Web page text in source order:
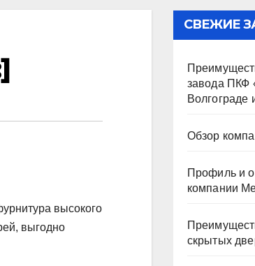
высокого
выгодно
СВЕЖИЕ
завода ПКФ
Волгограде
Обзор
Профиль и
компании
скрытых